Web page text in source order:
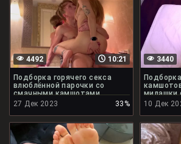
10:21
4492
Подборка горячего секса
влюблённой парочки со
смачными камшотами
27 Дек 2023
33%
3440
милашки
личиком
10 Дек